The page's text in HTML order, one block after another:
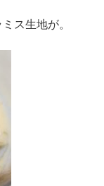
ス生地が。